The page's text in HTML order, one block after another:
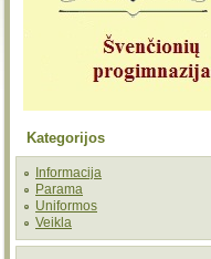
Kategorijos
Informacija
Parama
Uniformos
Veikla